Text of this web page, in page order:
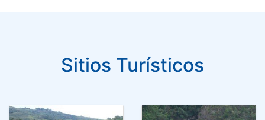
Sitios Turísticos